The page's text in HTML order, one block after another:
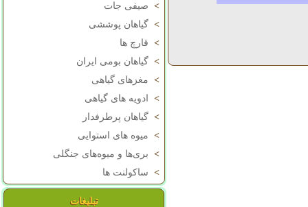
> صیفی جات
> گیاهان پوششی
> قارچ ها
> گیاهان بومی ایران
> مغزهای گیاهی
>
ادویه های گیاهی
> گیاهان پرطرفدار
> میوه های استوایی
> بری‌ها و میوه‌های جنگلی
> ساکولنت ها
تبلیغات